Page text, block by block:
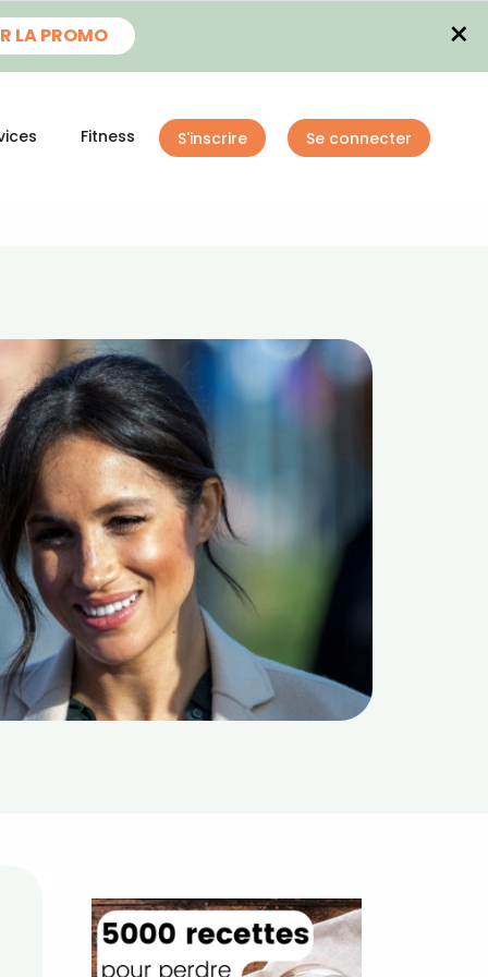
LA PROMO ×
Fitness S'inscrire Se connecter